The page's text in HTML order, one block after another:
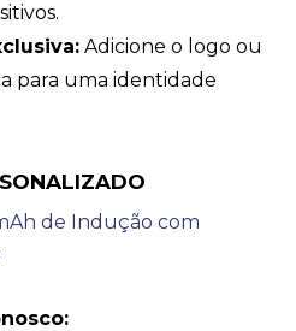
Adicione o logo ou
para uma identidade